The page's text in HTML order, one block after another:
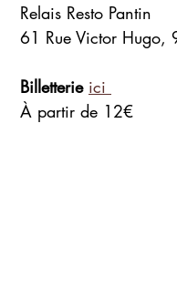
Relais Resto Pantin
61 Rue Victor Hugo,
Billetterie ici
À partir de 12€